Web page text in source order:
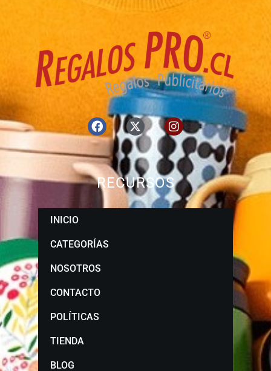
RECURSOS
INICIO
CATEGORÍAS
NOSOTROS
CONTACTO
POLÍTICAS
TIENDA
BLOG